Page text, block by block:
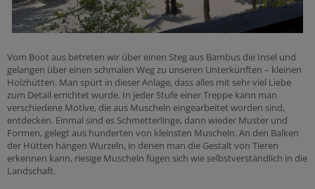
Vom Boot aus betreten wir über einen Steg aus Bambus die Insel und
gelangen über einen schmalen Weg zu unseren Unterkünften – kleinen
Holzhütten. Man spürt in dieser Anlage, dass alles mit sehr viel Liebe
zum Detail errichtet wurde. In jeder Stufe einer Treppe kann man
verschiedene Motive, die aus Muscheln eingearbeitet worden sind,
entdecken. Einmal sind es Schmetterlinge, dann wieder Muster und
Formen, gelegt aus hunderten von kleinsten Muscheln. An den Balken
der Hütten hängen Wurzeln, in denen man die Gestalt von Tieren
erkennen kann, riesige Muscheln fügen sich wie selbstverständlich in die
Landschaft.